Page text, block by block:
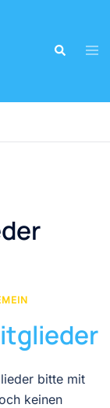
Search
bitte mit
keinen